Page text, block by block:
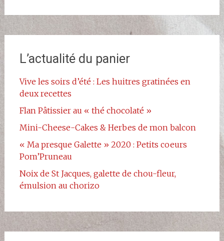
L’actualité du panier
Vive les soirs d’été : Les huitres gratinées en
deux recettes
Flan Pâtissier au « thé chocolaté »
Mini-Cheese-Cakes & Herbes de mon balcon
« Ma presque Galette » 2020 : Petits coeurs
Pom’Pruneau
Noix de St Jacques, galette de chou-fleur,
émulsion au chorizo